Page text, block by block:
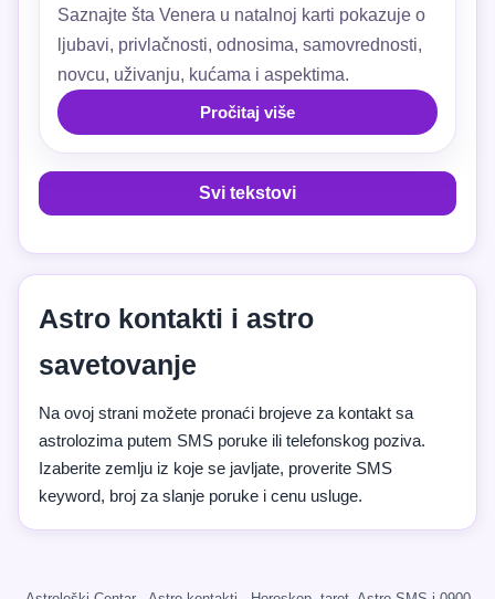
Saznajte šta Venera u natalnoj karti pokazuje o
ljubavi, privlačnosti, odnosima, samovrednosti,
novcu, uživanju, kućama i aspektima.
Pročitaj više
Svi tekstovi
Astro kontakti i astro
savetovanje
Na ovoj strani možete pronaći brojeve za kontakt sa
astrolozima putem SMS poruke ili telefonskog poziva.
Izaberite zemlju iz koje se javljate, proverite SMS
keyword, broj za slanje poruke i cenu usluge.